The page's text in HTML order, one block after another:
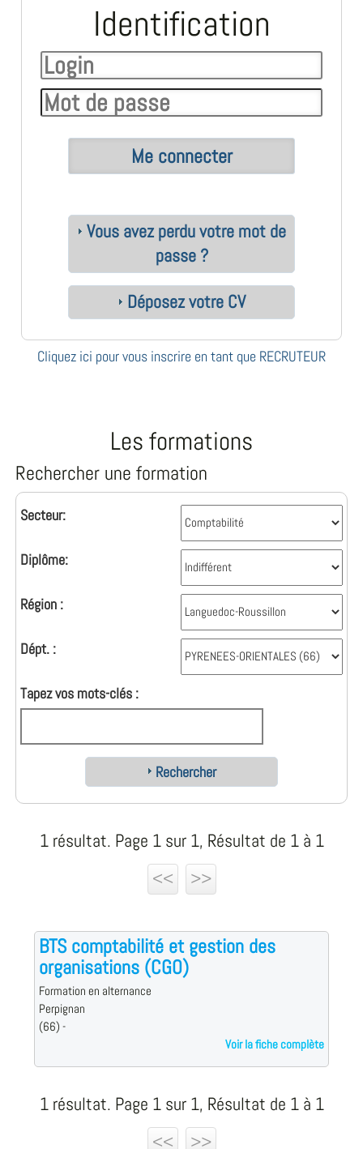
Identification
Vous avez perdu votre mot de
passe ?
Déposez votre CV
Cliquez ici pour vous inscrire en tant que RECRUTEUR
Les formations
Rechercher une formation
Secteur:
Diplôme:
Région :
Dépt. :
Tapez vos mots-clés :
Rechercher
1 résultat. Page 1 sur 1, Résultat de 1 à 1
<<
>>
BTS comptabilité et gestion des
organisations (CGO)
Formation en alternance
Perpignan
(66) -
Voir la fiche complète
1 résultat. Page 1 sur 1, Résultat de 1 à 1
<<
>>